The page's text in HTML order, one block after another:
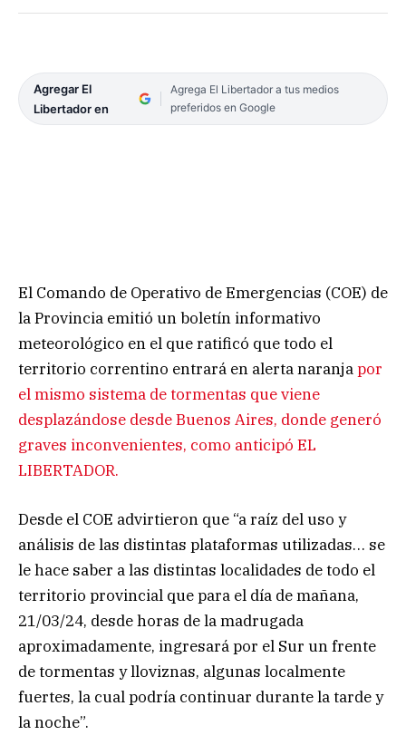
Agregar El
Libertador en
Agrega El Libertador a tus medios
preferidos en Google
El Comando de Operativo de Emergencias (COE) de
la Provincia emitió un boletín informativo
meteorológico en el que ratificó que todo el
territorio correntino entrará en alerta naranjapor
el mismo sistema de tormentas que viene
desplazándose desde Buenos Aires, donde generó
graves inconvenientes, como anticipó EL
LIBERTADOR.
Desde el COE advirtieron que “a raíz del uso y
análisis de las distintas plataformas utilizadas… se
le hace saber a las distintas localidades de todo el
territorio provincial que para el día de mañana,
21/03/24, desde horas de la madrugada
aproximadamente, ingresará por el Sur un frente
de tormentas y lloviznas, algunas localmente
fuertes, la cual podría continuar durante la tarde y
la noche”.